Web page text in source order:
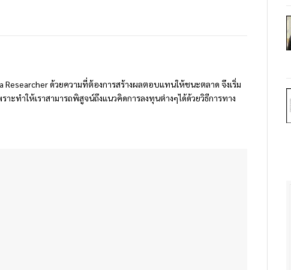
Researcher ด้วยความที่ต้องการสร้างผลตอบแทนให้ชนะตลาด จึงเริ่ม
ะทำให้เราสามารถพิสูจน์ถึงแนวคิดการลงทุนต่างๆได้ด้วยวิธีการทาง